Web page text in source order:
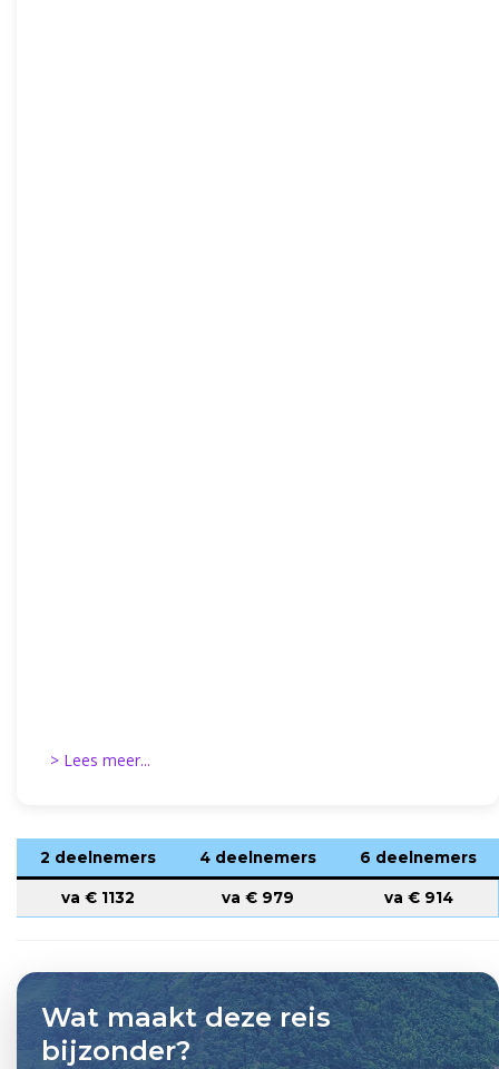
> Lees meer...
2 deelnemers 4 deelnemers 6 deelnemers
va € 1132 va € 979 va € 914
Wat maakt deze reis
bijzonder?